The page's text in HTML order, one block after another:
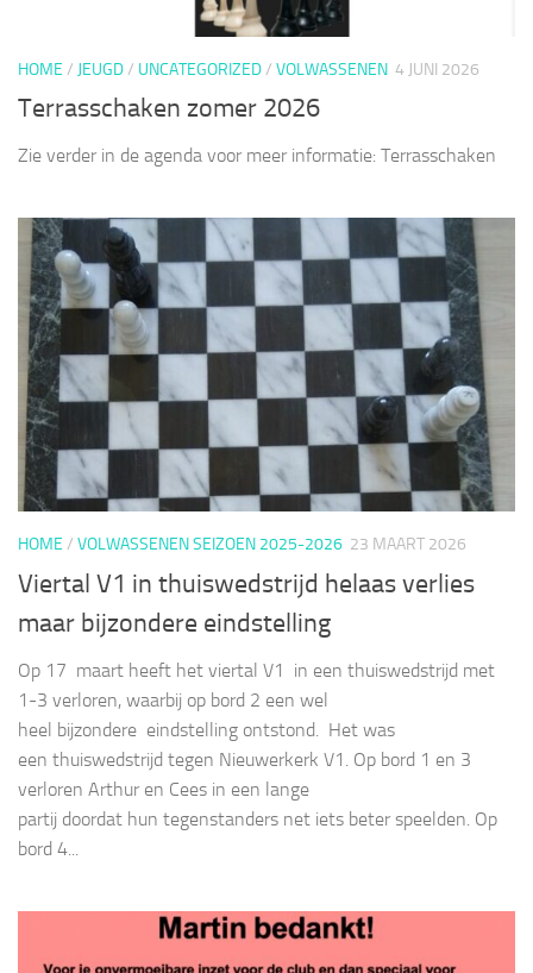
HOME / JEUGD/ UNCATEGORIZED/ VOLWASSENEN 4 JUNI 2026
Terrasschaken zomer 2026
Zie verder in de agenda voor meer informatie: Terrasschaken
HOME / VOLWASSENEN SEIZOEN 2025-2026 23 MAART 2026
Viertal V1 in thuiswedstrijd helaas verlies
maar bijzondere eindstelling
Op 17 maart heeft het viertal V1 in een thuiswedstrijd met
1-3 verloren, waarbij op bord 2 een wel
heel bijzondere eindstelling ontstond. Het was
een thuiswedstrijd tegen Nieuwerkerk V1. Op bord 1 en 3
verloren Arthur en Cees in een lange
partij doordat hun tegenstanders net iets beter speelden. Op
bord 4...